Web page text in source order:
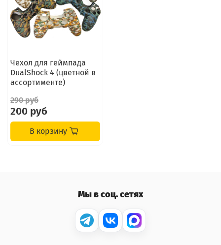
Чехол для геймпада
DualShock 4 (цветной в
ассортименте)
290 руб
200 руб
В корзину
Мы в соц. сетях